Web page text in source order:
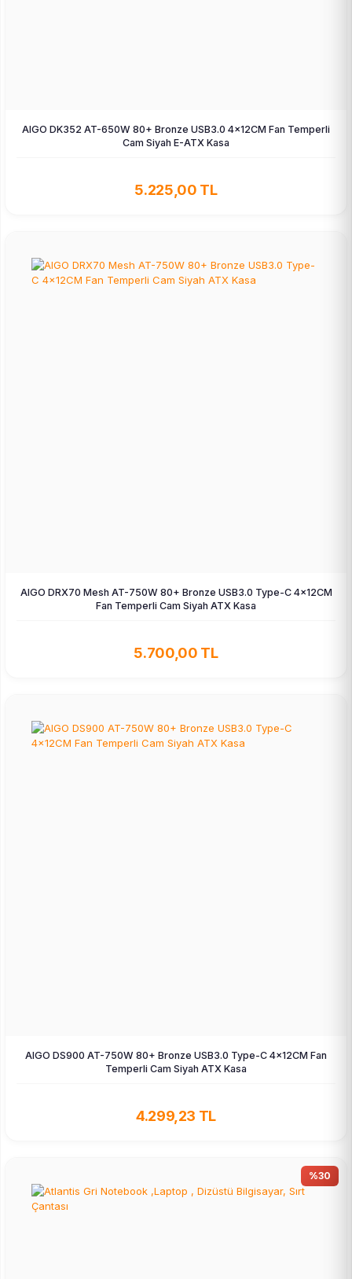
AIGO DK352 AT-650W 80+ Bronze USB3.0 4×12CM Fan Temperli
Cam Siyah E-ATX Kasa
5.225,00 TL
AIGO DRX70 Mesh AT-750W 80+ Bronze USB3.0 Type-C 4×12CM
Fan Temperli Cam Siyah ATX Kasa
5.700,00 TL
AIGO DS900 AT-750W 80+ Bronze USB3.0 Type-C 4×12CM Fan
Temperli Cam Siyah ATX Kasa
4.299,23 TL
%30